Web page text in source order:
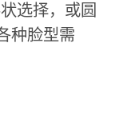
选择，或圆
种脸型需